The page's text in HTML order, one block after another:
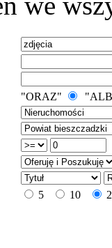
"ORAZ"
5 10